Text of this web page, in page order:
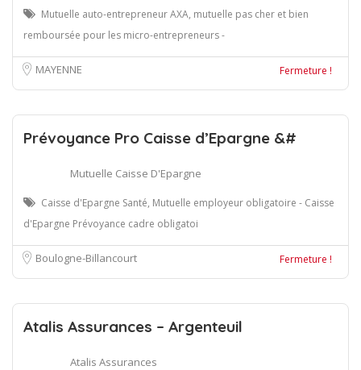
Mutuelle auto-entrepreneur AXA, mutuelle pas cher et bien
remboursée pour les micro-entrepreneurs -
MAYENNE Fermeture !
Prévoyance Pro Caisse d’Epargne &#
Mutuelle Caisse D'Epargne
Caisse d'Epargne Santé, Mutuelle employeur obligatoire - Caisse
d'Epargne Prévoyance cadre obligatoi
Boulogne-Billancourt Fermeture !
Atalis Assurances – Argenteuil
Atalis Assurances